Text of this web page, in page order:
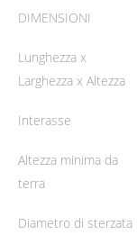
DIMENSIONI
Lunghezza x
Larghezza x Altezza
Interasse
Altezza minima da
terra
Diametro di sterzata